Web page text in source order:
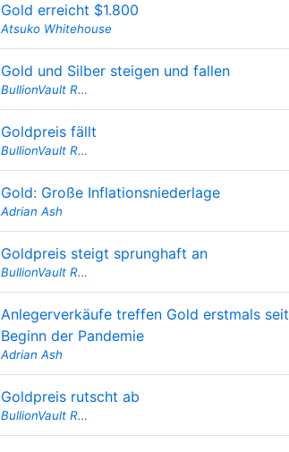
Gold erreicht $1.800
Atsuko Whitehouse
Gold und Silber steigen und fallen
BullionVault R…
Goldpreis fällt
BullionVault R…
Gold: Große Inflationsniederlage
Adrian Ash
Goldpreis steigt sprunghaft an
BullionVault R…
Anlegerverkäufe treffen Gold erstmals seit
Beginn der Pandemie
Adrian Ash
Goldpreis rutscht ab
BullionVault R…